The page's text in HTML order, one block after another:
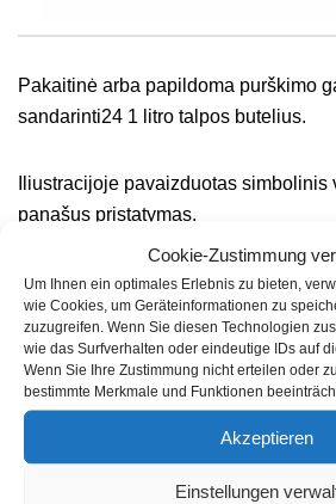
Cookie-Zustimmung
Um Ihnen ein optimales Erlebnis zu bieten,
wie Cookies, um Geräteinformationen zu
zuzugreifen. Wenn Sie diesen Technologien
wie das Surfverhalten oder eindeutige IDs auf
Wenn Sie Ihre Zustimmung nicht erteilen oder
bestimmte Merkmale und Funktionen
Akzeptieren
Einstellungen
Pakaitinė arba papildoma purškimo
sandarinti24 1 litro talpos butelius.
Iliustracijoje pavaizduotas
panašus pristatymas.
Panašūs produktai